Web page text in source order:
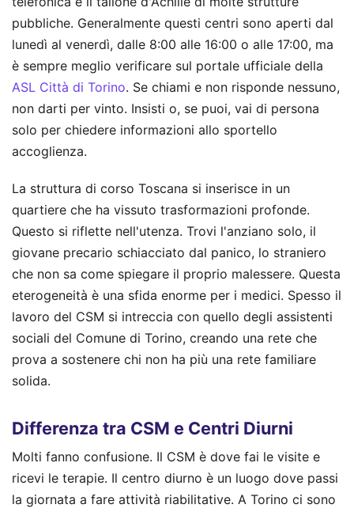
pubbliche. Generalmente questi centri sono aperti dal
lunedì al venerdì, dalle 8:00 alle 16:00 o alle 17:00, ma
è sempre meglio verificare sul portale ufficiale della
ASL Città di Torino. Se chiami e non risponde nessuno,
non darti per vinto. Insisti o, se puoi, vai di persona
solo per chiedere informazioni allo sportello
accoglienza.
La struttura di corso Toscana si inserisce in un
quartiere che ha vissuto trasformazioni profonde.
Questo si riflette nell'utenza. Trovi l'anziano solo, il
giovane precario schiacciato dal panico, lo straniero
che non sa come spiegare il proprio malessere. Questa
eterogeneità è una sfida enorme per i medici. Spesso il
lavoro del CSM si intreccia con quello degli assistenti
sociali del Comune di Torino, creando una rete che
prova a sostenere chi non ha più una rete familiare
solida.
Differenza tra CSM e Centri Diurni
Molti fanno confusione. Il CSM è dove fai le visite e
ricevi le terapie. Il centro diurno è un luogo dove passi
la giornata a fare attività riabilitative. A Torino ci sono